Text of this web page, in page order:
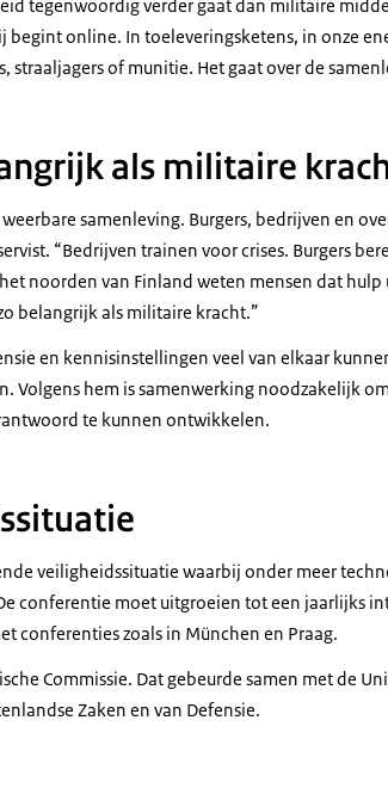
tegenwoordig verder gaat dan militaire
begint online. In toeleveringsketens, in onze
straaljagers of munitie. Het gaat over de
als militaire
samenleving. Burgers, bedrijven en
“Bedrijven trainen voor crises. Burgers
noorden van Finland weten mensen dat hulp
belangrijk als militaire kracht.”
en kennisinstellingen veel van elkaar
Volgens hem is samenwerking noodzakelijk
te kunnen ontwikkelen.
veiligheidssituatie waarbij onder meer
conferentie moet uitgroeien tot een jaarlijks
conferenties zoals in München en Praag.
Commissie. Dat gebeurde samen met de
Zaken en van Defensie.